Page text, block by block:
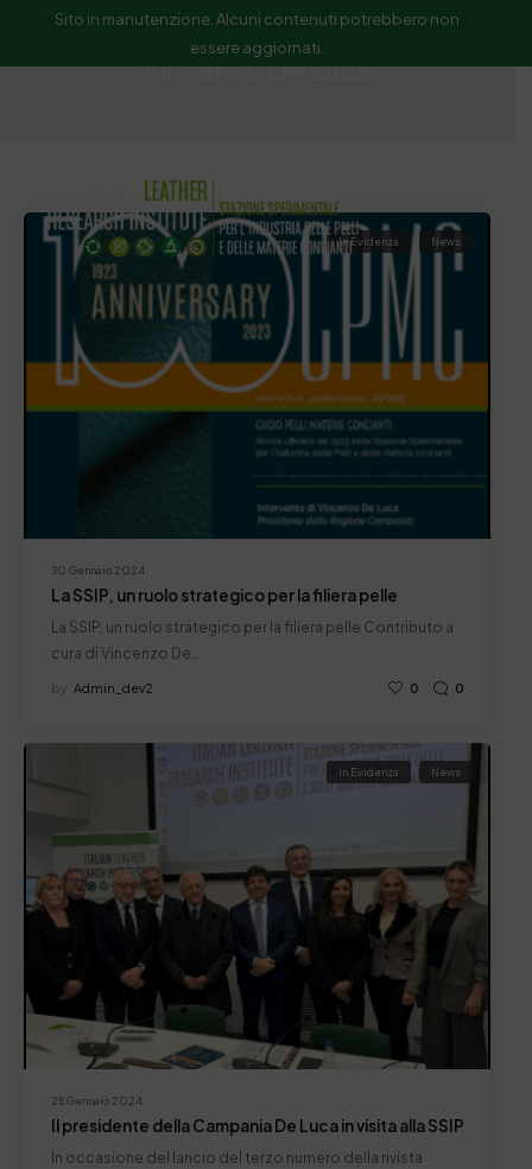
Sito in manutenzione. Alcuni contenuti potrebbero non
essere aggiornati.
Vincenzo De Luca
30 Gennaio 2024
In Evidenza News
La SSIP, un ruolo strategico per la filiera pelle
La SSIP, un ruolo strategico per la filiera pelle Contributo a
cura di Vincenzo De…
by Admin_dev2 0 0
25 Gennaio 2024
In Evidenza News
Il presidente della Campania De Luca in visita alla SSIP
In occasione del lancio del terzo numero della rivista